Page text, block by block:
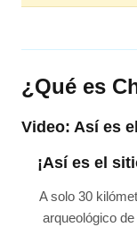
¿Qué es
Video: Así es
¡Así es el
A solo 30
arqueológico